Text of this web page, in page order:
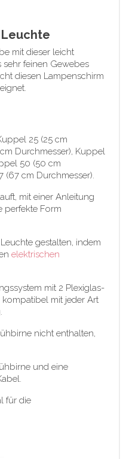
mit dieser leicht
feinen Gewebes
diesen Lampenschirm
25 (25 cm
Durchmesser), Kuppel
50 (50 cm
(67 cm Durchmesser).
mit einer Anleitung
perfekte Form
gestalten, indem
elektrischen
mit 2 Plexiglas-
mit jeder Art
nicht enthalten,
und eine
für die